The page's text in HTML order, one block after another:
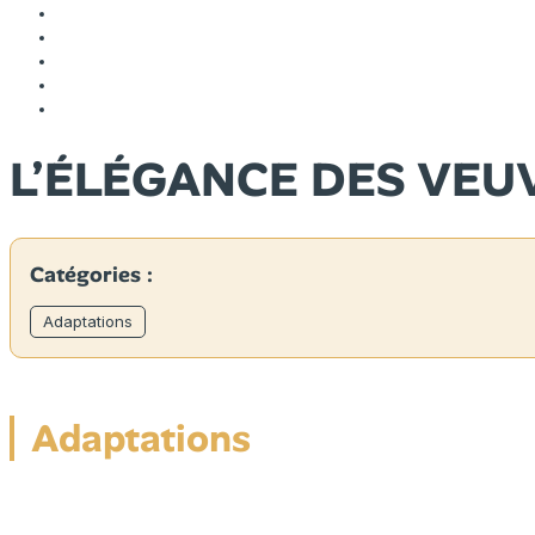
L’ÉLÉGANCE DES
Catégories :
Adaptations
Adaptations